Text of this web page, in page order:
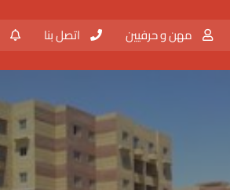
مهن و حرفيين اتصل بنا